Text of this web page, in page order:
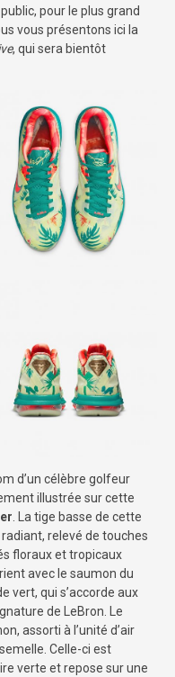
pour le plus grand
vous présentons ici la
, qui sera bientôt
d’un célèbre golfeur
illustrée sur cette
. La tige basse de cette
relevé de touches
floraux et tropicaux
avec le saumon du
vert, qui s’accorde aux
de LeBron. Le
assorti à l’unité d’air
Celle-ci est
verte et repose sur une